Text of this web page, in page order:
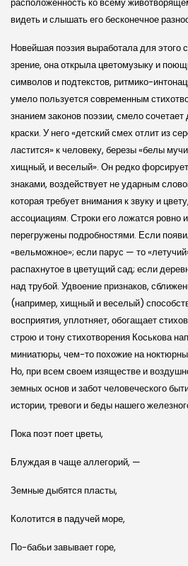
видеть и слышать его бесконечное
Новейшая поэзия выработала для этого
зрение, она открыла цветомузыку и
символов и подтекстов, ритмико-
умело пользуется современным
знанием законов поэзии, смело
краски. У него «детский смех отлит из
ластится» к человеку, березы «белы
хищный, и веселый». Он редко
знаками, воздействует не ударным
которая требует внимания к звуку и
ассоциациям. Строки его ложатся ровно
перегружены подробностями. Если
«вельможное»; если парус — то
распахнутое в цветущий сад; если
над трубой. Удвоение признаков,
(например, хищный и веселый)
восприятия, уплотняет, обогащает
строю и тону стихотворения Коськова
миниатюры, чем-то похожие на
Но, при всем своем изяществе и
земных основ и забот человеческого
истории, тревоги и беды нашего
Пока поэт поет цветы,
Блуждая в чаще аллегорий, —
Земные дыбятся пласты,
Колотится в падучей море,
По-бабьи завывает горе,